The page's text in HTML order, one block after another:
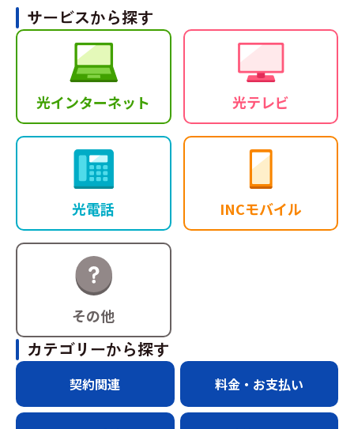
サービスから探す
光インターネット 光テレビ
光電話 INCモバイル
その他
カテゴリーから探す
契約関連 料金・お支払い